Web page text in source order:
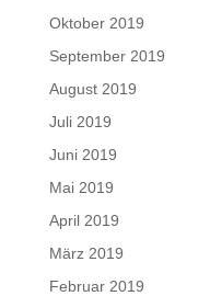
Oktober 2019
September 2019
August 2019
Juli 2019
Juni 2019
Mai 2019
April 2019
März 2019
Februar 2019